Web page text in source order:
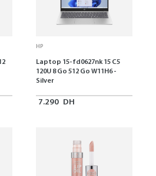
HP
Laptop 15-fd0627nk 15 C5
120U 8 Go 512 Go W11H6 -
Silver
7.290 DH